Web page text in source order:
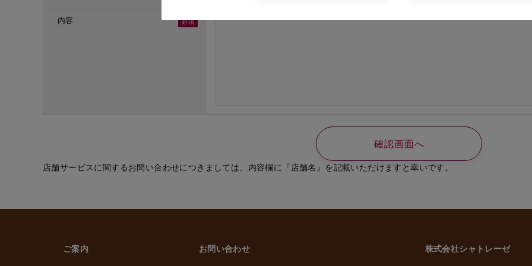
・(１)～(７)に記載した利用目的以外で個人情報を取得または利用する場合は、個別に利用目的を明示
3. 個人情報の第三者への委託・提供について
内容
店舗サービスに関するお問い合わせにつきましては、内容欄に『店舗名』を記載いただけますと幸いです。
ご案内 お問い合わせ 株式会社シャトレーゼ